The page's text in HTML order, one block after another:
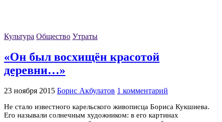
Культура Общество Утраты
«Он был восхищён красотой
деревни…»
23 ноября 2015 Борис Акбулатов 1 комментарий
Не стало известного карельского живописца Бориса Кукшиева.
Его называли солнечным художником: в его картинах